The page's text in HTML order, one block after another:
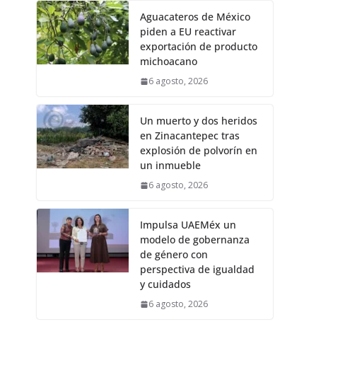
Aguacateros de México
piden a EU reactivar
exportación de producto
michoacano
6 agosto, 2026
Un muerto y dos heridos
en Zinacantepec tras
explosión de polvorín en
un inmueble
6 agosto, 2026
Impulsa UAEMéx un
modelo de gobernanza
de género con
perspectiva de igualdad
y cuidados
6 agosto, 2026